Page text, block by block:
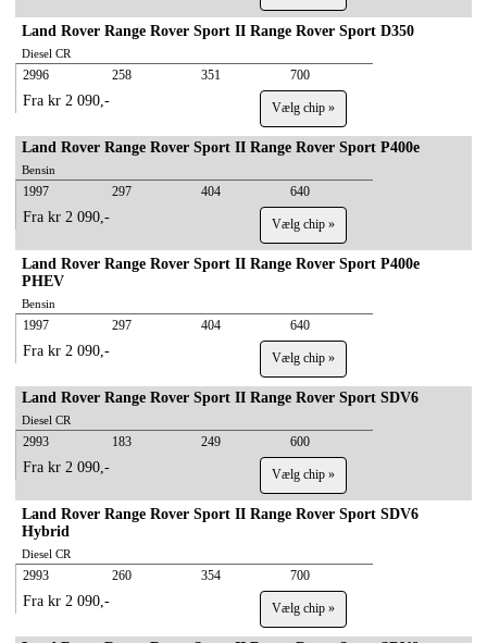
Land Rover Range Rover Sport II Range Rover Sport D350
Diesel CR
2996 258 351 700
Fra kr 2 090,- Vælg chip »
Land Rover Range Rover Sport II Range Rover Sport P400e
Bensin
1997 297 404 640
Fra kr 2 090,- Vælg chip »
Land Rover Range Rover Sport II Range Rover Sport P400e
PHEV
Bensin
1997 297 404 640
Fra kr 2 090,- Vælg chip »
Land Rover Range Rover Sport II Range Rover Sport SDV6
Diesel CR
2993 183 249 600
Fra kr 2 090,- Vælg chip »
Land Rover Range Rover Sport II Range Rover Sport SDV6
Hybrid
Diesel CR
2993 260 354 700
Fra kr 2 090,- Vælg chip »